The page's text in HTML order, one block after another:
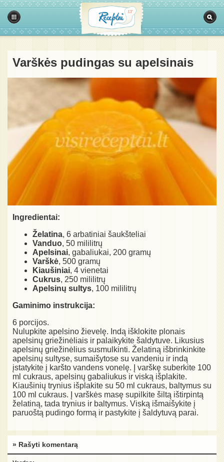
Varškės pudingas su apelsinais
Ingredientai:
Želatina, 6 arbatiniai šaukšteliai
Vanduo, 50 mililitrų
Apelsinai, gabaliukai, 200 gramų
Varškė, 500 gramų
Kiaušiniai, 4 vienetai
Cukrus, 250 mililitrų
Apelsinų sultys, 100 mililitrų
Gaminimo instrukcija:
6 porcijos.
Nulupkite apelsino žievelę. Indą išklokite plonais
apelsinų griežinėliais ir palaikykite šaldytuve. Likusius
apelsinų griežinėlius susmulkinti. Želatiną išbrinkinkite
apelsinų sultyse, sumaišytose su vandeniu ir indą
įstatykite į karšto vandens vonelę. Į varškę suberkite 100
ml cukraus, apelsinų gabaliukus ir viską išplakite.
Kiaušinių trynius išplakite su 50 ml cukraus, baltymus su
100 ml cukraus. Į varškės masę supilkite šiltą ištirpintą
želatiną, tada trynius ir baltymus. Viską išmaišykite į
paruoštą pudingo formą ir pastykite į šaldytuvą parai.
» Rašyti komentarą